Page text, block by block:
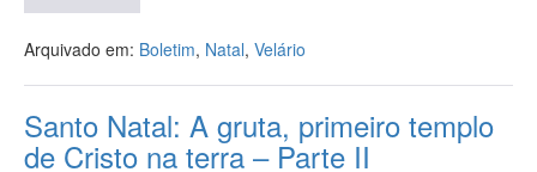
Arquivado em: Boletim, Natal, Velário
Santo Natal: A gruta, primeiro templo
de Cristo na terra – Parte II